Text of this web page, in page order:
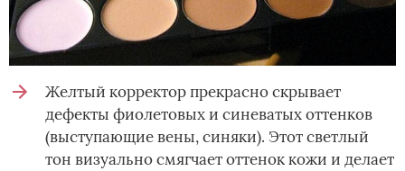
Желтый корректор прекрасно скрывает
дефекты фиолетовых и синеватых оттенков
(выступающие вены, синяки). Этот светлый
тон визуально смягчает оттенок кожи и делает